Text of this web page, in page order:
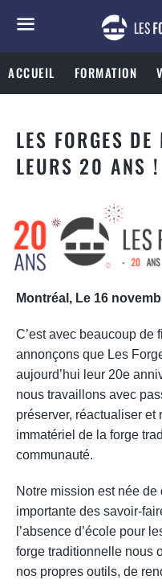
ACCUEIL FORMATION
LES FORGES DE
LEURS 20 ANS !
Montréal, Le 16
C’est avec beaucoup de
annonçons que Les
aujourd’hui leur 20e
nous travaillons avec
préserver, réactualiser et
immatériel de la forge
communauté.
Notre mission est née
importante des savoir-
l’absence d’école pour
forge traditionnelle nous
nos propres outils, de